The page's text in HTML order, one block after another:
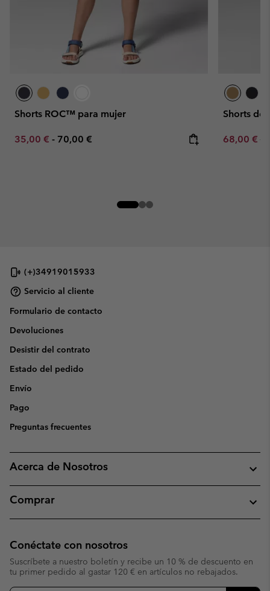
Shorts ROC™ para mujer
Minimum sale price:
35,00 € - Maximum price:
70,00 €
Shorts de
Sale price:
68,00 €
(+)34919015933
Servicio al cliente
Formulario de contacto
Devoluciones
Desistir del contrato
Estado del pedido
Envío
Pago
Preguntas frecuentes
Acerca de Nosotros
Comprar
Conéctate con nosotros
Suscríbete a nuestro boletín y recibe un 10 % de descuento en
tu primer pedido al gastar 120 € en artículos no rebajados.